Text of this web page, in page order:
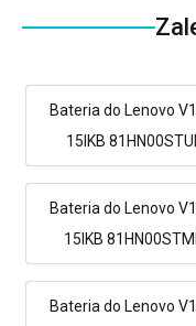
Bateria do Lenovo
15IKB
Bateria do Lenovo
15IKB
Bateria do Lenovo